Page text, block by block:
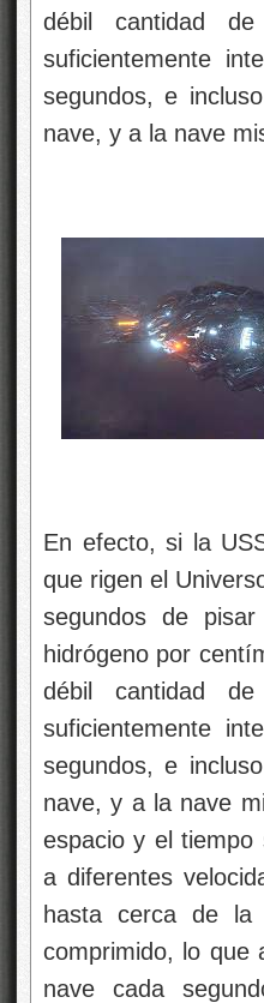
débil cantidad
suficientemente
segundos, e
nave, y a la nave
En efecto, si la
que rigen el
segundos de
hidrógeno por
débil cantidad
suficientemente
segundos, e
nave, y a la nave
espacio y el tiempo
a diferentes
hasta cerca de la
comprimido, lo que
nave cada